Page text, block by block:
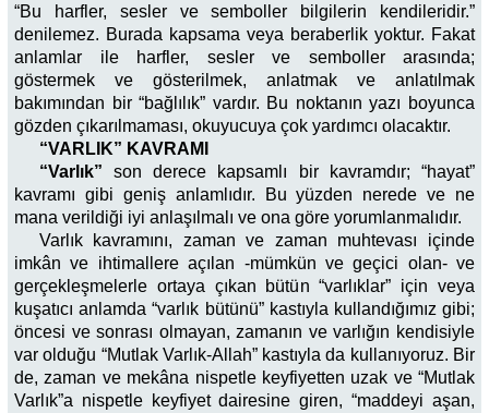
“Bu harfler, sesler ve semboller bilgilerin kendileridir.”
denilemez. Burada kapsama veya beraberlik yoktur. Fakat
anlamlar ile harfler, sesler ve semboller arasında;
göstermek ve gösterilmek, anlatmak ve anlatılmak
bakımından bir “bağlılık” vardır. Bu noktanın yazı boyunca
gözden çıkarılmaması, okuyucuya çok yardımcı olacaktır.
“VARLIK” KAVRAMI
“Varlık” son derece kapsamlı bir kavramdır; “hayat”
kavramı gibi geniş anlamlıdır. Bu yüzden nerede ve ne
mana verildiği iyi anlaşılmalı ve ona göre yorumlanmalıdır.
Varlık kavramını, zaman ve zaman muhtevası içinde
imkân ve ihtimallere açılan -mümkün ve geçici olan- ve
gerçekleşmelerle ortaya çıkan bütün “varlıklar” için veya
kuşatıcı anlamda “varlık bütünü” kastıyla kullandığımız gibi;
öncesi ve sonrası olmayan, zamanın ve varlığın kendisiyle
var olduğu “Mutlak Varlık-Allah” kastıyla da kullanıyoruz. Bir
de, zaman ve mekâna nispetle keyfiyetten uzak ve “Mutlak
Varlık”a nispetle keyfiyet dairesine giren, “maddeyi aşan,